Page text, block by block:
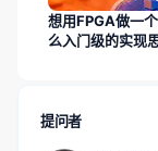
想用FPGA做一
么入门级的实现
提问者